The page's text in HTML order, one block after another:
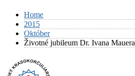
Home
2015
Október
Životné jubileum Dr. Ivana Mauera